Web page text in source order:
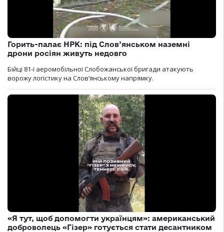
Горить-палає НРК: під Слов’янськом наземні
дрони росіян живуть недовго
Бійці 81-ї аеромобільної Слобожанської бригади атакують
ворожу логістику на Словʼянському напрямку.
«Я тут, щоб допомогти українцям»: американський
доброволець «Гізер» готується стати десантником